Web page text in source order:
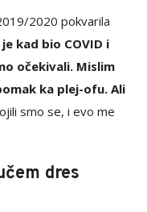
2020 pokvarila
kad bio COVID i
očekivali. Mislim
ka plej-ofu. Ali
smo se, i evo me
dres